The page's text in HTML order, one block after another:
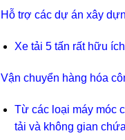
Hỗ trợ các dự án xây
Xe tải 5 tấn rất hữu
Vận chuyển hàng hóa
Từ các loại máy móc
tải và không gian